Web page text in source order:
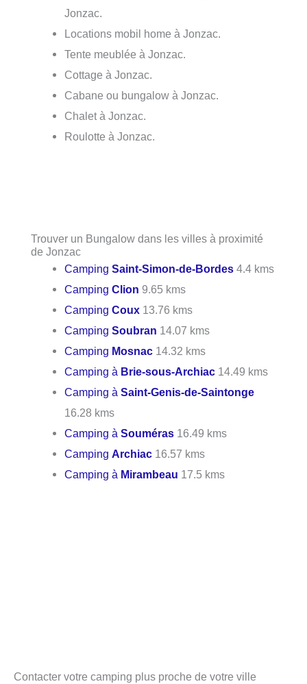
Jonzac.
Locations mobil home à Jonzac.
Tente meublée à Jonzac.
Cottage à Jonzac.
Cabane ou bungalow à Jonzac.
Chalet à Jonzac.
Roulotte à Jonzac.
Trouver un Bungalow dans les villes à proximité
de Jonzac
CampingSaint-Simon-de-Bordes 4.4 kms
CampingClion 9.65 kms
CampingCoux 13.76 kms
CampingSoubran 14.07 kms
Camping Mosnac 14.32 kms
Camping à Brie-sous-Archiac 14.49 kms
Camping àSaint-Genis-de-Saintonge
16.28 kms
Camping àSouméras 16.49 kms
CampingArchiac 16.57 kms
Camping à Mirambeau 17.5 kms
Contacter votre camping plus proche de votre ville